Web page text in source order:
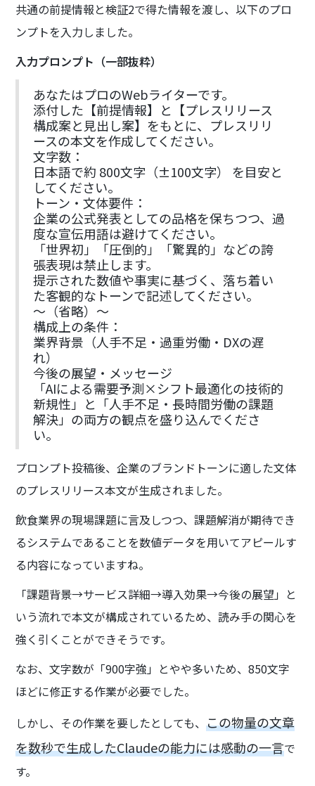
共通の前提情報と検証2で得た情報を渡し、以下のプロ
ンプトを入力しました。
入力プロンプト（一部抜粋）
あなたはプロのWebライターです。
添付した【前提情報】と【プレスリリース
構成案と見出し案】をもとに、プレスリリ
ースの本文を作成してください。
文字数：
日本語で約 800文字（±100文字） を目安と
してください。
トーン・文体要件：
企業の公式発表としての品格を保ちつつ、過
度な宣伝用語は避けてください。
「世界初」「圧倒的」「驚異的」などの誇
張表現は禁止します。
提示された数値や事実に基づく、落ち着い
た客観的なトーンで記述してください。
〜（省略）〜
構成上の条件：
業界背景（人手不足・過重労働・DXの遅
れ）
今後の展望・メッセージ
「AIによる需要予測×シフト最適化の技術的
新規性」と「人手不足・長時間労働の課題
解決」の両方の観点を盛り込んでくださ
い。
プロンプト投稿後、企業のブランドトーンに適した文体
のプレスリリース本文が生成されました。
飲食業界の現場課題に言及しつつ、課題解消が期待でき
るシステムであることを数値データを用いてアピールす
る内容になっていますね。
「課題背景→サービス詳細→導入効果→今後の展望」と
いう流れで本文が構成されているため、読み手の関心を
強く引くことができそうです。
なお、文字数が「900字強」とやや多いため、850文字
ほどに修正する作業が必要でした。
しかし、その作業を要したとしても、この物量の文章
を数秒で生成したClaudeの能力には感動の一言で
す。